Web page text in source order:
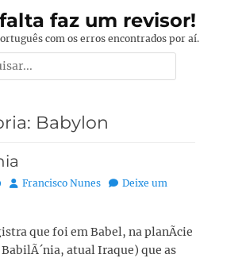
faz um revisor!
com os erros encontrados por aí.
Babylon
Autor:
Francisco Nunes
Deixe um
que foi em Babel, na planÃ­cie
atual Iraque) que as